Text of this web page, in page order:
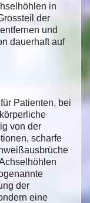
in
der
und
dauerhaft auf
Patienten, bei
von der
scharfe
der
eine